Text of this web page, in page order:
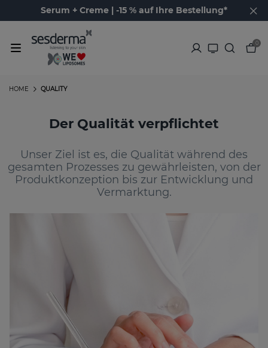
Serum + Creme | -15 % auf Ihre Bestellung*
0
QUALITY
HOME
Der Qualität verpflichtet
Unser Ziel ist es, die Qualität während des
gesamten Prozesses zu gewährleisten, von der
Produktkonzeption bis zur Entwicklung und
Vermarktung.